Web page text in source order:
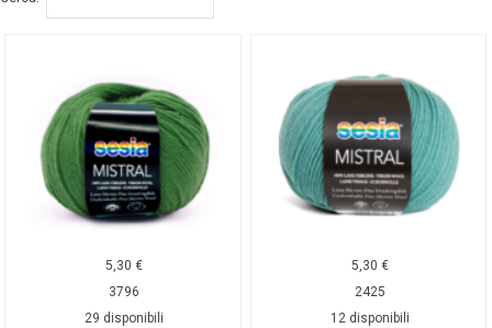
5,30€
3796
29 disponibili
5,30€
2425
12 disponibili